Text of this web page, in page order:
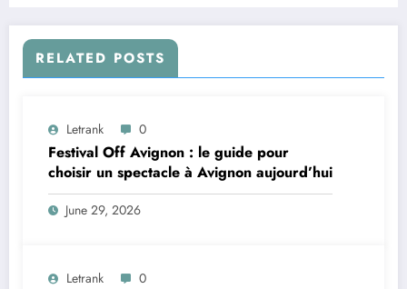
RELATED POSTS
Letrank 0
Festival Off Avignon : le guide pour
choisir un spectacle à Avignon aujourd’hui
June 29, 2026
Letrank 0